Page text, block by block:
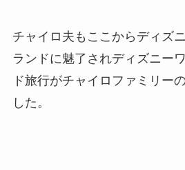
チャイロ夫もここからディズ
ランドに魅了されディズニー
ド旅行がチャイロファミリー
した。